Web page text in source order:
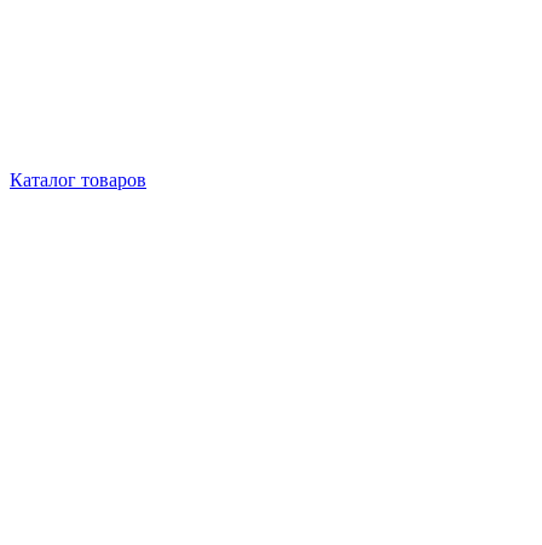
Каталог товаров